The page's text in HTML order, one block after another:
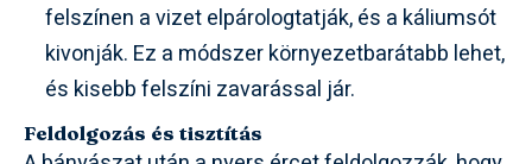
felszínen a vizet elpárologtatják, és a káliumsót
kivonják. Ez a módszer környezetbarátabb lehet,
és kisebb felszíni zavarással jár.
Feldolgozás és tisztítás